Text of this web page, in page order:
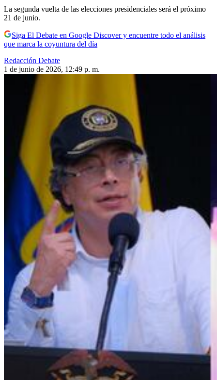
La segunda vuelta de las elecciones presidenciales será el próximo
21 de junio.
Siga El Debate en Google Discover y encuentre todo el análisis
que marca la coyuntura del día
Redacción Debate
1 de junio de 2026, 12:49 p. m.